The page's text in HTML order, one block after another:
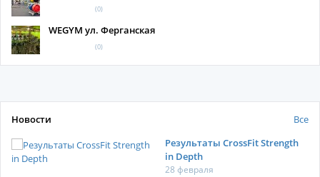
(0)
WEGYM ул. Ферганская
(0)
Новости
Все
Результаты CrossFit Strength
in Depth
28 февраля